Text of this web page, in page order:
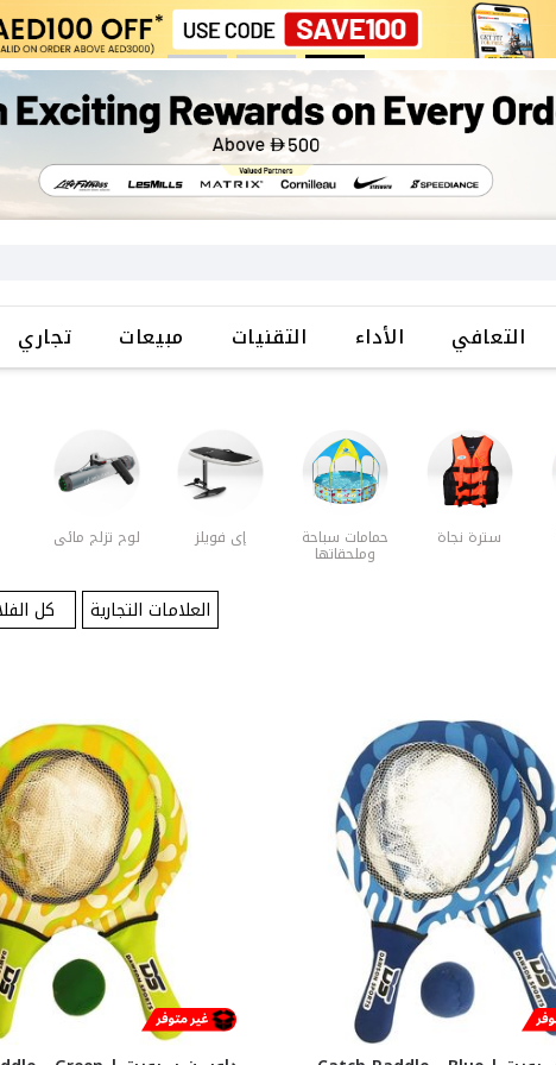
التعافي الأداء التقنيات مبيعات تجاري
سترة نجاة حمامات سباحة
وملحقاتها
إي فويلز لوح تزلج مائي
العلامات التجارية كل